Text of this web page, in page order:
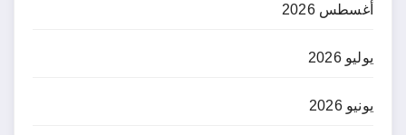
أغسطس 2026
يوليو 2026
يونيو 2026